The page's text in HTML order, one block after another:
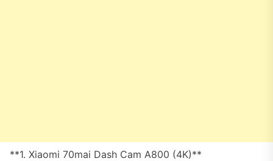
**1. Xiaomi 70mai Dash Cam A800 (4K)**